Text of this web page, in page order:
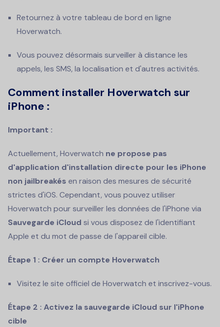
Retournez à votre tableau de bord en ligne
Hoverwatch.
Vous pouvez désormais surveiller à distance les
appels, les SMS, la localisation et d'autres activités.
Comment installer Hoverwatch sur
iPhone :
Important :
Actuellement, Hoverwatch ne propose pas
d'application d'installation directe pour les iPhone
non jailbreakés en raison des mesures de sécurité
strictes d'iOS. Cependant, vous pouvez utiliser
Hoverwatch pour surveiller les données de l'iPhone via
Sauvegarde iCloud si vous disposez de l'identifiant
Apple et du mot de passe de l'appareil cible.
Étape 1 : Créer un compte Hoverwatch
Visitez le site officiel de Hoverwatch et inscrivez-vous.
Étape 2 : Activez la sauvegarde iCloud sur l'iPhone
cible